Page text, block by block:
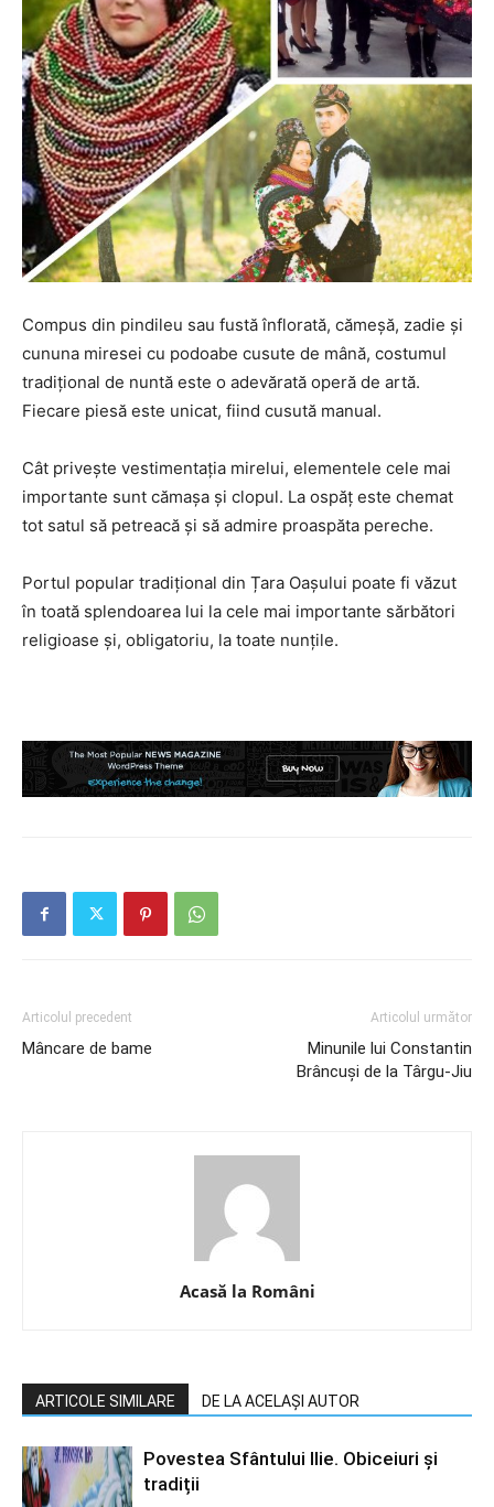
Compus din pindileu sau fustă înflorată, cămeșă, zadie și
cununa miresei cu podoabe cusute de mână, costumul
tradițional de nuntă este o adevărată operă de artă.
Fiecare piesă este unicat, fiind cusută manual.
Cât privește vestimentația mirelui, elementele cele mai
importante sunt cămașa și clopul. La ospăț este chemat
tot satul să petreacă și să admire proaspăta pereche.
Portul popular tradițional din Țara Oașului poate fi văzut
în toată splendoarea lui la cele mai importante sărbători
religioase și, obligatoriu, la toate nunțile.
Articolul precedent
Mâncare de bame
Articolul următor
Minunile lui Constantin
Brâncuşi de la Târgu-Jiu
Acasă la Români
ARTICOLE SIMILARE DE LA ACELAȘI AUTOR
Povestea Sfântului Ilie. Obiceiuri și
tradiții